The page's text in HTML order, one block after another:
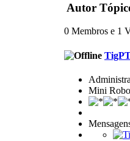
Autor
0 Membros e 1
Mini